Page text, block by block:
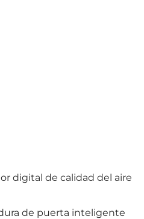
digital de calidad del aire
de puerta inteligente